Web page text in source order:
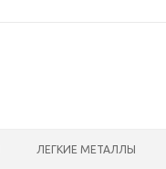
ЛЕГКИЕ МЕТАЛЛЫ